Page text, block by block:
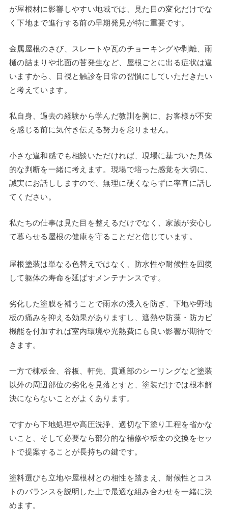
が屋根材に影響しやすい地域では、見た目の変化だけでな
く下地まで進行する前の早期発見が特に重要です。
金属屋根のさび、スレートや瓦のチョーキングや剥離、雨
樋の詰まりや北面の苔発生など、屋根ごとに出る症状は違
いますから、目視と触診を日常の習慣にしていただきたい
と考えています。
私自身、過去の経験から学んだ教訓を胸に、お客様が不安
を感じる前に気付き伝える努力を怠りません。
小さな違和感でも相談いただければ、現場に基づいた具体
的な判断を一緒に考えます。現場で培った感覚を大切に、
誠実にお話ししますので、無理に硬くならずに率直に話し
てください。
私たちの仕事は見た目を整えるだけでなく、家族が安心し
て暮らせる屋根の健康を守ることだと信じています。
屋根塗装は単なる色替えではなく、防水性や耐候性を回復
して躯体の寿命を延ばすメンテナンスです。
劣化した塗膜を補うことで雨水の浸入を防ぎ、下地や野地
板の痛みを抑える効果がありますし、遮熱や防藻・防カビ
機能を付加すれば室内環境や光熱費にも良い影響が期待で
きます。
一方で棟板金、谷板、軒先、貫通部のシーリングなど塗装
以外の周辺部位の劣化を見落とすと、塗装だけでは根本解
決にならないことがよくあります。
ですから下地処理や高圧洗浄、適切な下塗り工程を省かな
いこと、そして必要なら部分的な補修や板金の交換をセッ
トで提案することが長持ちの鍵です。
塗料選びも立地や屋根材との相性を踏まえ、耐候性とコス
トのバランスを説明した上で最適な組み合わせを一緒に決
めます。